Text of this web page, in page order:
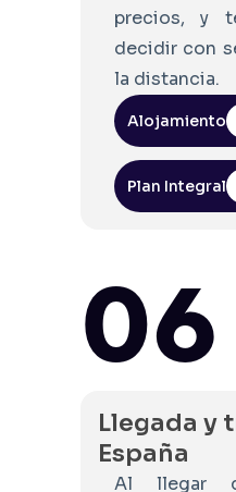
precios, y
decidir con
la distancia.
Alojamiento
Plan Integral
06
Llegada y
España
Al llegar